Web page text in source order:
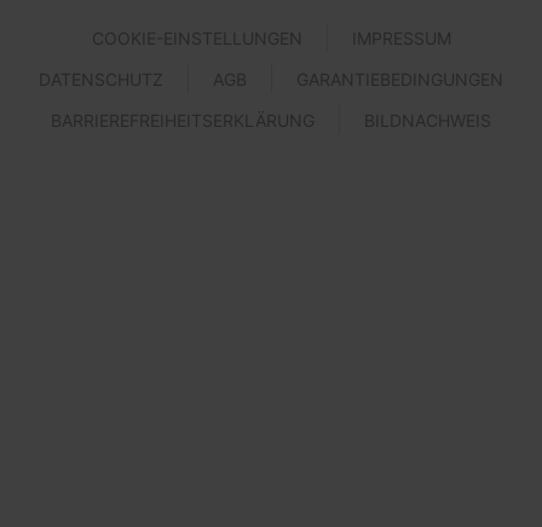
COOKIE-EINSTELLUNGEN
IMPRESSUM
DATENSCHUTZ
AGB
GARANTIEBEDINGUNGEN
BARRIEREFREIHEITSERKLÄRUNG
BILDNACHWEIS